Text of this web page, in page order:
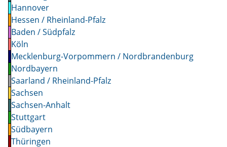
Hannover
Hessen / Rheinland-Pfalz
Baden / Südpfalz
Köln
Mecklenburg-Vorpommern / Nordbrandenburg
Nordbayern
Saarland / Rheinland-Pfalz
Sachsen
Sachsen-Anhalt
Stuttgart
Südbayern
Thüringen